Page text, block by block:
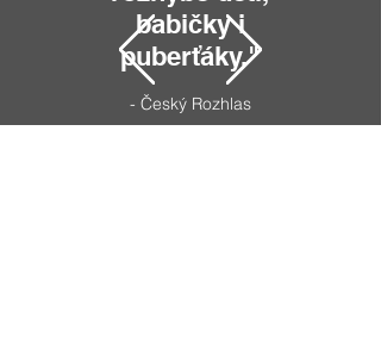
babičky i
puberťáky."
- Český Rozhlas